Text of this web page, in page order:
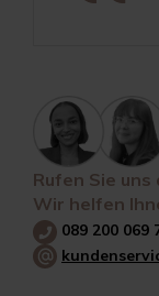
Rufen Sie uns
Wir helfen
089 200 069